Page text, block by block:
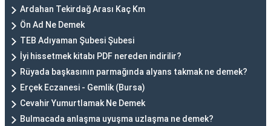
Ardahan Tekirdağ Arası Kaç Km
Ön Ad Ne Demek
TEB Adıyaman Şubesi Şubesi
İyi hissetmek kitabı PDF nereden indirilir?
Rüyada başkasının parmağında alyans takmak ne demek?
Erçek Eczanesi - Gemlik (Bursa)
Cevahir Yumurtlamak Ne Demek
Bulmacada anlaşma uyuşma uzlaşma ne demek?